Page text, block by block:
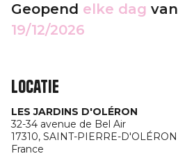
Geopend elke dag van
19/12/2026
Locatie
LES JARDINS D'OLÉRON
32-34 avenue de Bel Air
17310, SAINT-PIERRE-D'OLÉRON
France